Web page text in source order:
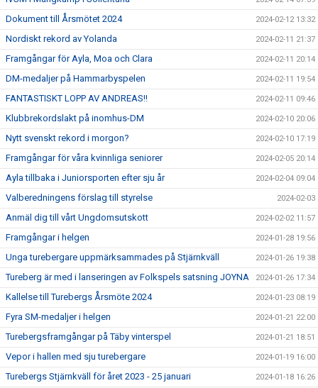
Dokument till Årsmötet 2024 2024-02-12 13:32
Nordiskt rekord av Yolanda 2024-02-11 21:37
Framgångar för Ayla, Moa och Clara 2024-02-11 20:14
DM-medaljer på Hammarbyspelen 2024-02-11 19:54
FANTASTISKT LOPP AV ANDREAS!! 2024-02-11 09:46
Klubbrekordslakt på inomhus-DM 2024-02-10 20:06
Nytt svenskt rekord i morgon? 2024-02-10 17:19
Framgångar för våra kvinnliga seniorer 2024-02-05 20:14
Ayla tillbaka i Juniorsporten efter sju år 2024-02-04 09:04
Valberedningens förslag till styrelse 2024-02-03
Anmäl dig till vårt Ungdomsutskott 2024-02-02 11:57
Framgångar i helgen 2024-01-28 19:56
Unga turebergare uppmärksammades på Stjärnkväll 2024-01-26 19:38
Tureberg är med i lanseringen av Folkspels satsning JOYNA 2024-01-26 17:34
Kallelse till Turebergs Årsmöte 2024 2024-01-23 08:19
Fyra SM-medaljer i helgen 2024-01-21 22:00
Turebergsframgångar på Täby vinterspel 2024-01-21 18:51
Vepor i hallen med sju turebergare 2024-01-19 16:00
Turebergs Stjärnkväll för året 2023 - 25 januari 2024-01-18 16:26